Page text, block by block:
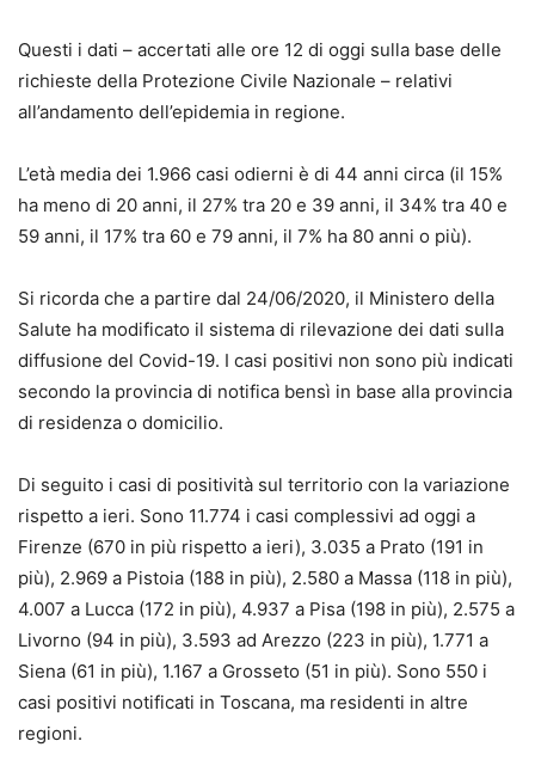
Questi i dati – accertati alle ore 12 di oggi sulla base delle
richieste della Protezione Civile Nazionale – relativi
all’andamento dell’epidemia in regione.
L’età media dei 1.966 casi odierni è di 44 anni circa (il 15%
ha meno di 20 anni, il 27% tra 20 e 39 anni, il 34% tra 40 e
59 anni, il 17% tra 60 e 79 anni, il 7% ha 80 anni o più).
Si ricorda che a partire dal 24/06/2020, il Ministero della
Salute ha modificato il sistema di rilevazione dei dati sulla
diffusione del Covid-19. I casi positivi non sono più indicati
secondo la provincia di notifica bensì in base alla provincia
di residenza o domicilio.
Di seguito i casi di positività sul territorio con la variazione
rispetto a ieri. Sono 11.774 i casi complessivi ad oggi a
Firenze (670 in più rispetto a ieri), 3.035 a Prato (191 in
più), 2.969 a Pistoia (188 in più), 2.580 a Massa (118 in più),
4.007 a Lucca (172 in più), 4.937 a Pisa (198 in più), 2.575 a
Livorno (94 in più), 3.593 ad Arezzo (223 in più), 1.771 a
Siena (61 in più), 1.167 a Grosseto (51 in più). Sono 550 i
casi positivi notificati in Toscana, ma residenti in altre
regioni.